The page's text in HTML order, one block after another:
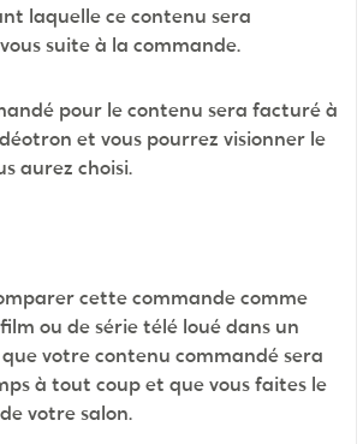
laquelle ce contenu sera
suite à la commande.
pour le contenu sera facturé à
et vous pourrez visionner le
aurez choisi.
cette commande comme
ou de série télé loué dans un
votre contenu commandé sera
à tout coup et que vous faites le
votre salon.